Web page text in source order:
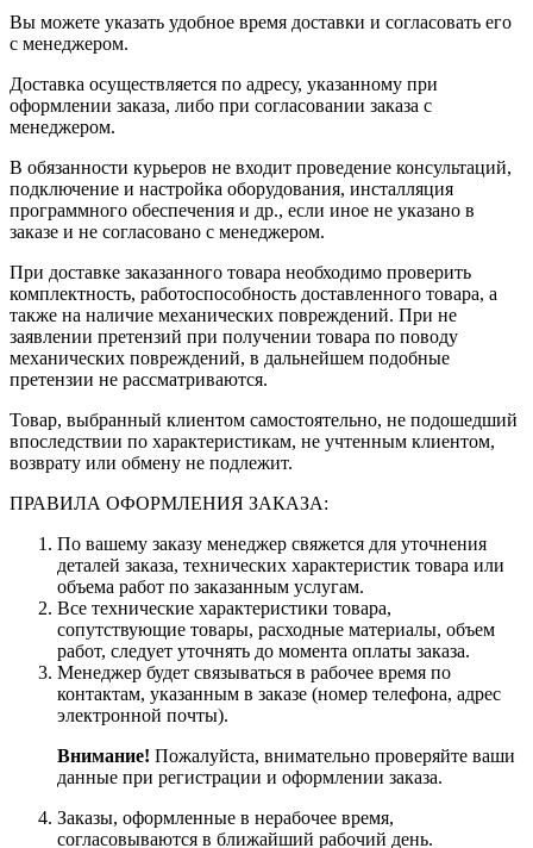
Вы можете указать удобное время доставки и согласовать его
с менеджером.
Доставка осуществляется по адресу, указанному при
оформлении заказа, либо при согласовании заказа с
менеджером.
В обязанности курьеров не входит проведение консультаций,
подключение и настройка оборудования, инсталляция
программного обеспечения и др., если иное не указано в
заказе и не согласовано с менеджером.
При доставке заказанного товара необходимо проверить
комплектность, работоспособность доставленного товара, а
также на наличие механических повреждений. При не
заявлении претензий при получении товара по поводу
механических повреждений, в дальнейшем подобные
претензии не рассматриваются.
Товар, выбранный клиентом самостоятельно, не подошедший
впоследствии по характеристикам, не учтенным клиентом,
возврату или обмену не подлежит.
ПРАВИЛА ОФОРМЛЕНИЯ ЗАКАЗА:
По вашему заказу менеджер свяжется для уточнения
деталей заказа, технических характеристик товара или
объема работ по заказанным услугам.
Все технические характеристики товара,
сопутствующие товары, расходные материалы, объем
работ, следует уточнять до момента оплаты заказа.
Менеджер будет связываться в рабочее время по
контактам, указанным в заказе (номер телефона, адрес
электронной почты).
Внимание! Пожалуйста, внимательно проверяйте ваши
данные при регистрации и оформлении заказа.
Заказы, оформленные в нерабочее время,
согласовываются в ближайший рабочий день.